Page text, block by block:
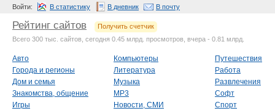
Войти: В статистику В дневник В почту
Рейтинг сайтов
Получить счетчик
Всего 300 тыс. сайтов, сегодня 0.45 млрд. просмотров, вчера - 0.81 млрд.
Авто
Города и регионы
Дом и семья
Знакомства, общение
Игры
Компьютеры
Литература
Музыка
MP3
Новости, СМИ
Путешествия
Работа
Развлечения
Софт
Спорт